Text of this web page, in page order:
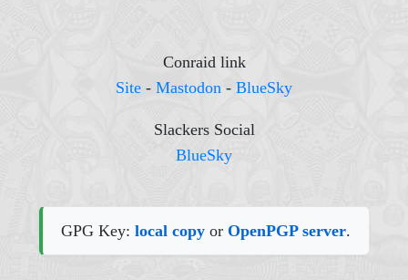
Conraid link
Site - Mastodon - BlueSky
Slackers Social
BlueSky
GPG Key: local copyor OpenPGP server.